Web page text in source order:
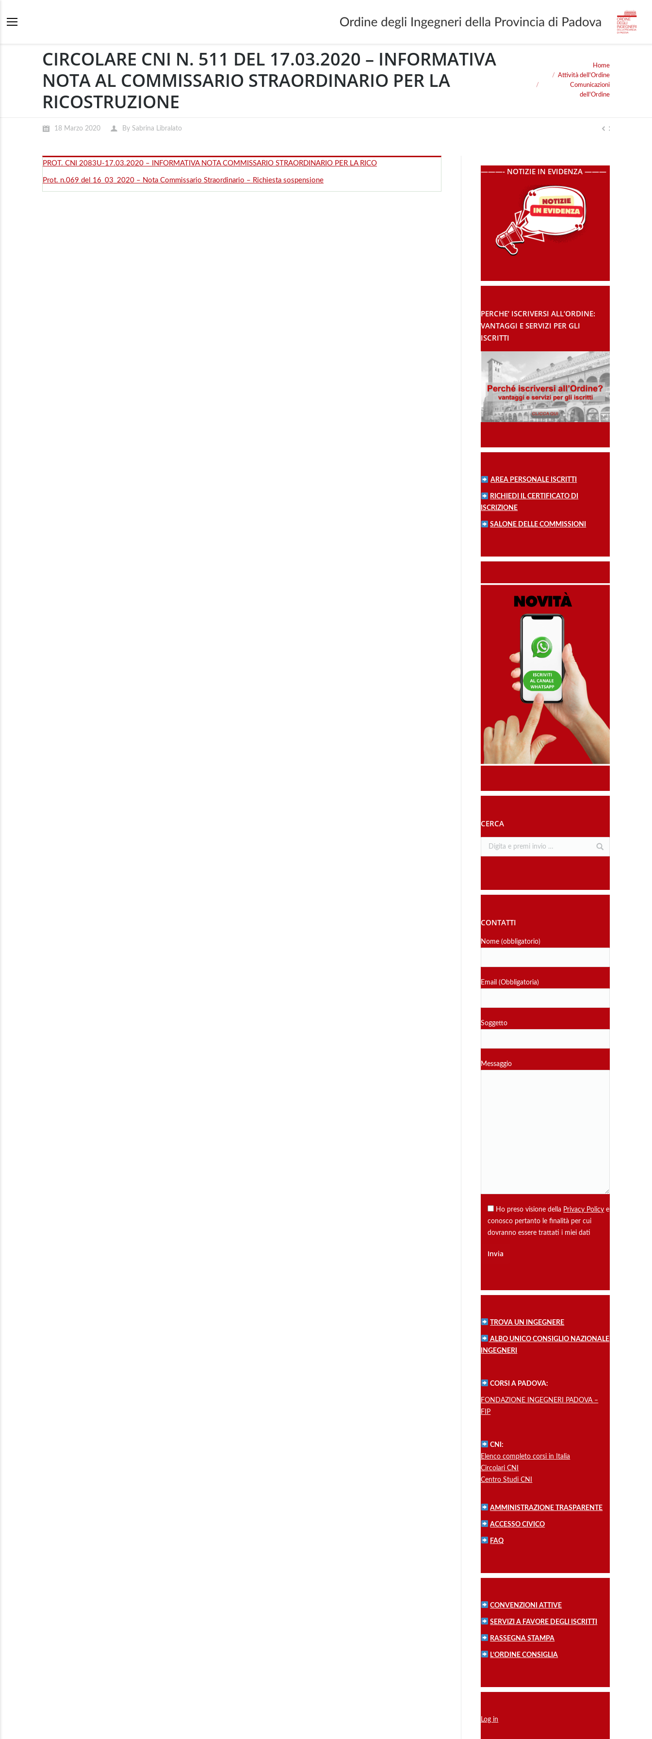
CIRCOLARE CNI N. 511 DEL 17.03.2020 – INFORMATIVA
NOTA AL COMMISSARIO STRAORDINARIO PER LA
RICOSTRUZIONE
Home
Attività dell'Ordine
Comunicazioni
dell'Ordine
18 Marzo 2020 By Sabrina Libralato
PROT. CNI 2083U-17.03.2020 – INFORMATIVA NOTA COMMISSARIO STRAORDINARIO PER LA RICO
Prot. n.069 del 16_03_2020 – Nota Commissario Straordinario – Richiesta sospensione
———- NOTIZIE IN EVIDENZA ———
PERCHE’ ISCRIVERSI ALL’ORDINE:
VANTAGGI E SERVIZI PER GLI
ISCRITTI
AREA PERSONALE ISCRITTI
RICHIEDI IL CERTIFICATO DI
ISCRIZIONE
SALONE DELLE COMMISSIONI
CERCA
CONTATTI
Nome (obbligatorio)
Email (Obbligatoria)
Soggetto
Messaggio
Ho preso visione della Privacy Policy e
conosco pertanto le finalità per cui
dovranno essere trattati i miei dati
TROVA UN INGEGNERE
ALBO UNICO CONSIGLIO NAZIONALE
INGEGNERI
CORSI A PADOVA:
FONDAZIONE INGEGNERI PADOVA –
FIP
CNI:
Elenco completo corsi in Italia
Circolari CNI
Centro Studi CNI
AMMINISTRAZIONE TRASPARENTE
ACCESSO CIVICO
FAQ
CONVENZIONI ATTIVE
SERVIZI A FAVORE DEGLI ISCRITTI
RASSEGNA STAMPA
L’ORDINE CONSIGLIA
Log in